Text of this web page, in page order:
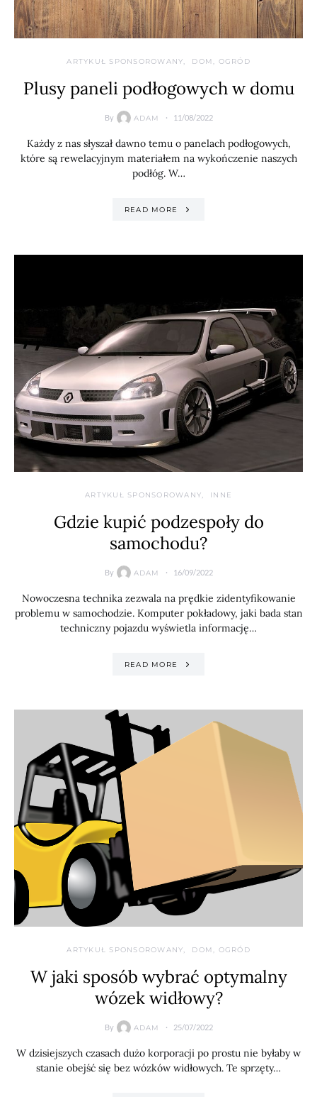
ARTYKUŁ SPONSOROWANY DOM, OGRÓD
Plusy paneli podłogowych w domu
By ADAM 11/08/2022
Każdy z nas słyszał dawno temu o panelach podłogowych,
które są rewelacyjnym materiałem na wykończenie naszych
podłóg. W…
READ MORE
ARTYKUŁ SPONSOROWANY INNE
Gdzie kupić podzespoły do
samochodu?
By ADAM 16/09/2022
Nowoczesna technika zezwala na prędkie zidentyfikowanie
problemu w samochodzie. Komputer pokładowy, jaki bada stan
techniczny pojazdu wyświetla informację…
READ MORE
ARTYKUŁ SPONSOROWANY DOM, OGRÓD
W jaki sposób wybrać optymalny
wózek widłowy?
By ADAM 25/07/2022
W dzisiejszych czasach dużo korporacji po prostu nie byłaby w
stanie obejść się bez wózków widłowych. Te sprzęty…